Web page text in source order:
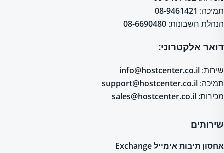
תמיכה: 08-9461421
הנהלת חשבונות: 08-6690480
דואר אלקטרוני:
שירות: info@hostcenter.co.il
תמיכה: support@hostcenter.co.il
מכירות: sales@hostcenter.co.il
שירותים
אחסון תיבות אימייל Exchange